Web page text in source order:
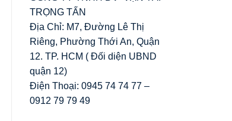
TRỌNG TẤN
Địa Chỉ: M7, Đường Lê Thị
Riêng, Phường Thới An, Quận
12. TP. HCM ( Đối diện UBND
quận 12)
Điện Thoại: 0945 74 74 77 –
0912 79 79 49